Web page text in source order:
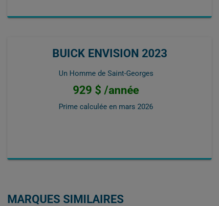
BUICK ENVISION 2023
Un Homme de Saint-Georges
929 $ /année
Prime calculée en mars 2026
MARQUES SIMILAIRES